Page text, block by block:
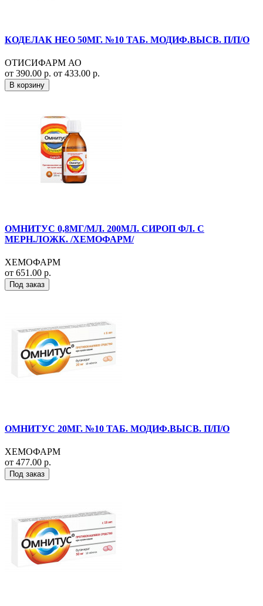
КОДЕЛАК НЕО 50МГ. №10 ТАБ. МОДИФ.ВЫСВ. П/П/О
ОТИСИФАРМ АО
от 390.00 р. от 433.00 р.
В корзину
ОМНИТУС 0,8МГ/МЛ. 200МЛ. СИРОП ФЛ. С
МЕРН.ЛОЖК. /ХЕМОФАРМ/
ХЕМОФАРМ
от 651.00 р.
Под заказ
ОМНИТУС 20МГ. №10 ТАБ. МОДИФ.ВЫСВ. П/П/О
ХЕМОФАРМ
от 477.00 р.
Под заказ